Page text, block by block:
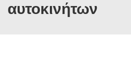
αυτοκινήτων